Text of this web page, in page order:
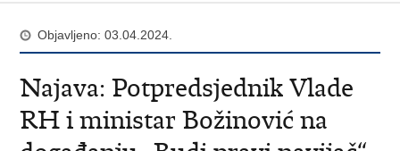
Objavljeno: 03.04.2024.
Najava: Potpredsjednik Vlade
RH i ministar Božinović na